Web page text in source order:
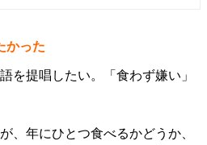
かった
を提唱したい。「食わず嫌い」
、年にひとつ食べるかどうか、